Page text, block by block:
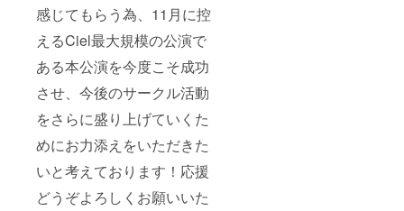
感じてもらう為、11月に控
えるCiel最大規模の公演で
ある本公演を今度こそ成功
させ、今後のサークル活動
をさらに盛り上げていくた
めにお力添えをいただきた
いと考えております！応援
どうぞよろしくお願いいた